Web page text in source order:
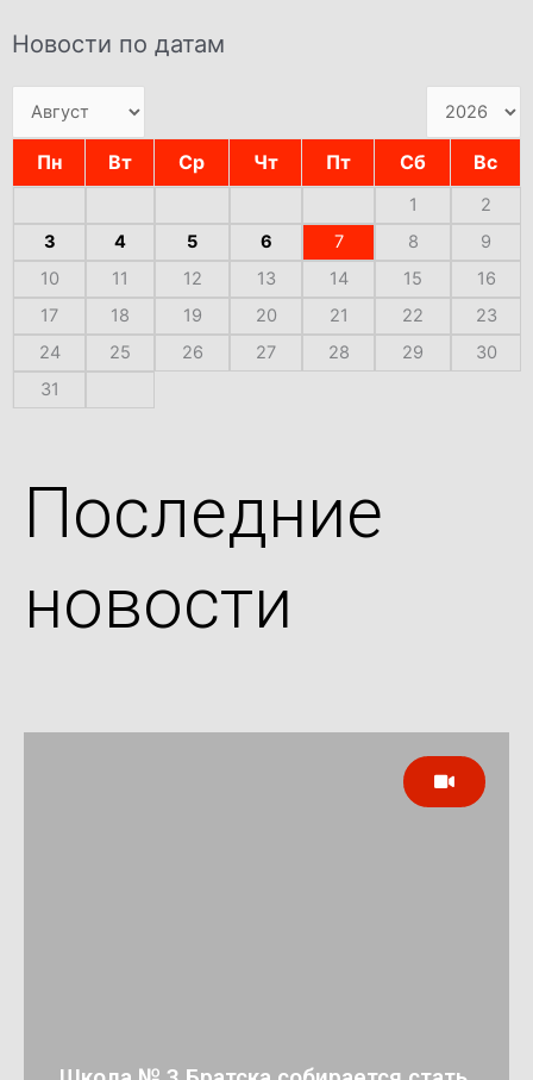
Новости по датам
Пн Вт Ср Чт Пт Сб Вс
1
2
3
4 5 6 7 8
9
10
11 12 13 14 15
16
17
18 19 20 21 22
23
24
25 26 27 28 29
30
31
Последние
новости